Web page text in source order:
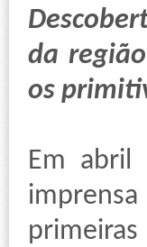
da
os
Em abril